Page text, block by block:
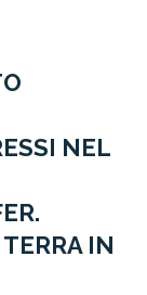
NEL
IN